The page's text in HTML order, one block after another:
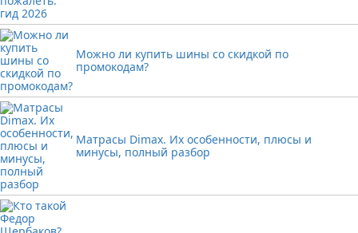
Можно ли купить шины со скидкой по
промокодам?
Матрасы Dimax. Их особенности, плюсы и
минусы, полный разбор